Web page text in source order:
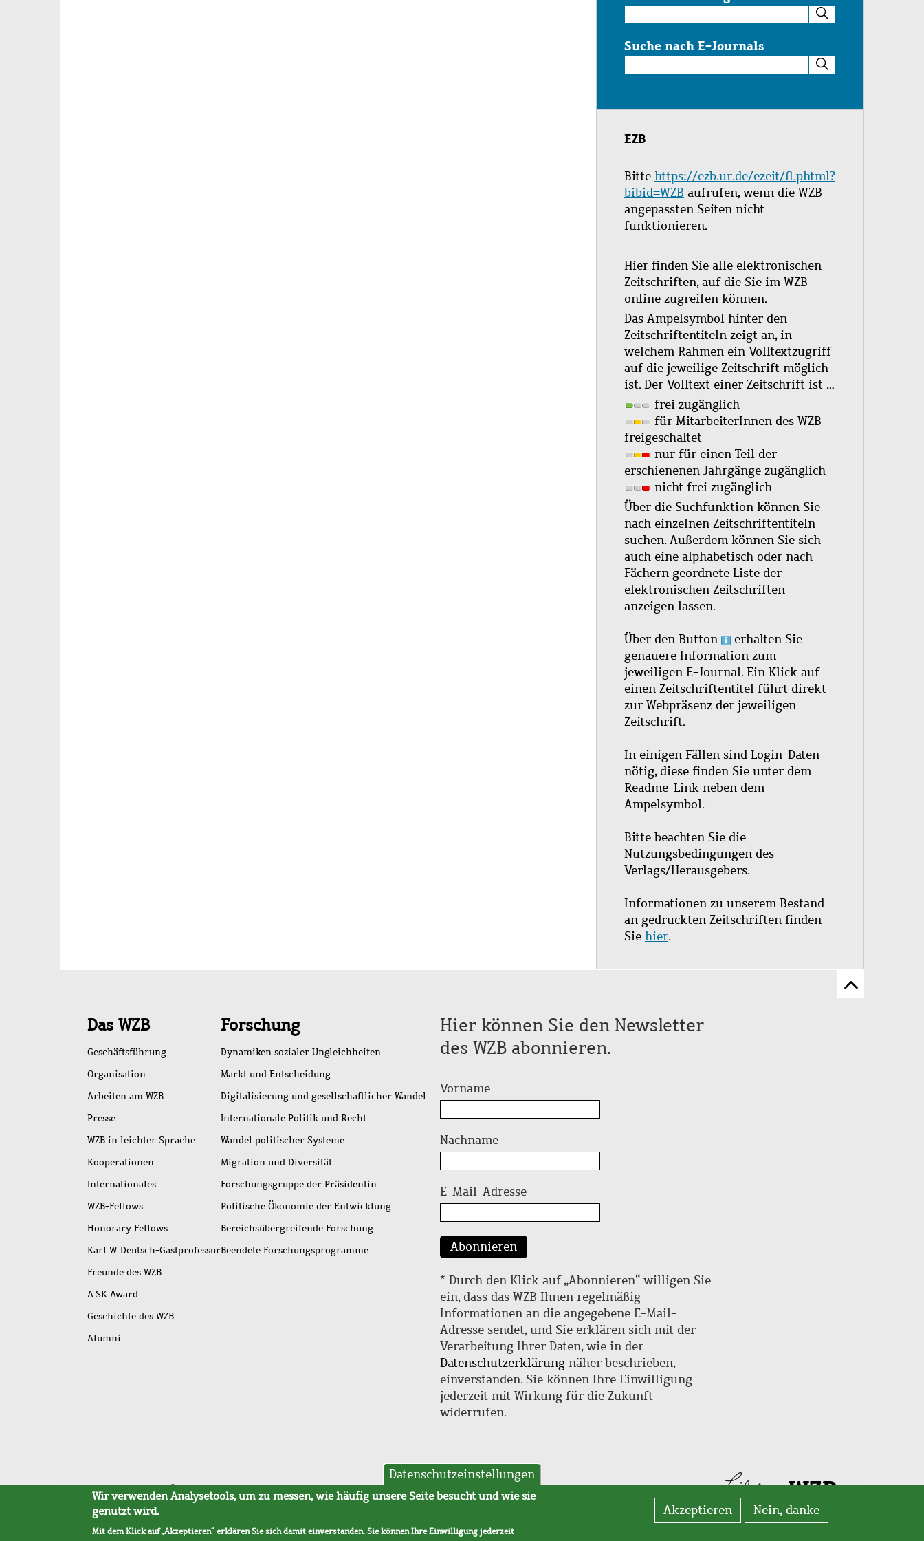
im
Katalog
Suche nach E-Journals
nach
Journals
EZB
Bitte https://ezb.ur.de/ezeit/fl.phtml?
bibid=WZB aufrufen, wenn die WZB-
angepassten Seiten nicht
funktionieren.
Hier finden Sie alle elektronischen
Zeitschriften, auf die Sie im WZB
online zugreifen können.
Das Ampelsymbol hinter den
Zeitschriftentiteln zeigt an, in
welchem Rahmen ein Volltextzugriff
auf die jeweilige Zeitschrift möglich
ist. Der Volltext einer Zeitschrift ist …
frei zugänglich
für MitarbeiterInnen des WZB
freigeschaltet
nur für einen Teil der
erschienenen Jahrgänge zugänglich
nicht frei zugänglich
Über die Suchfunktion können Sie
nach einzelnen Zeitschriftentiteln
suchen. Außerdem können Sie sich
auch eine alphabetisch oder nach
Fächern geordnete Liste der
elektronischen Zeitschriften
anzeigen lassen.
Über den Button
erhalten Sie
genauere Information zum
jeweiligen E-Journal. Ein Klick auf
einen Zeitschriftentitel führt direkt
zur Webpräsenz der jeweiligen
Zeitschrift.
In einigen Fällen sind Login-Daten
nötig, diese finden Sie unter dem
Readme-Link neben dem
Ampelsymbol.
Bitte beachten Sie die
Nutzungsbedingungen des
Verlags/Herausgebers.
Informationen zu unserem Bestand
an gedruckten Zeitschriften finden
Sie hier.
Zum
Schnellzugriff
Das WZB
Geschäftsführung
Organisation
Arbeiten am WZB
Presse
WZB in leichter Sprache
Kooperationen
Internationales
WZB-Fellows
Honorary Fellows
Karl W. Deutsch-Gastprofessur
Freunde des WZB
A.SK Award
Geschichte des WZB
Alumni
Forschung
Dynamiken sozialer Ungleichheiten
Markt und Entscheidung
Digitalisierung und gesellschaftlicher Wandel
Internationale Politik und Recht
Wandel politischer Systeme
Migration und Diversität
Forschungsgruppe der Präsidentin
Politische Ökonomie der Entwicklung
Bereichsübergreifende Forschung
Beendete Forschungsprogramme
Hier können Sie den Newsletter
des WZB abonnieren.
Vorname
Nachname
E-Mail-Adresse
Abonnieren
* Durch den Klick auf „Abonnieren“ willigen Sie
ein, dass das WZB Ihnen regelmäßig
Informationen an die angegebene E-Mail-
Adresse sendet, und Sie erklären sich mit der
Verarbeitung Ihrer Daten, wie in der
Datenschutzerklärung näher beschrieben,
einverstanden. Sie können Ihre Einwilligung
jederzeit mit Wirkung für die Zukunft
widerrufen.
Fußleistenmenü
SitemapBarrierefreiheitImpressumDatenschutzAVB
Datenschutzeinstellungen
Wir verwenden Analysetools, um zu messen, wie häufig unsere Seite besucht und wie sie
genutzt wird.
Mit dem Klick auf „Akzeptieren“ erklären Sie sich damit einverstanden. Sie können Ihre Einwilligung jederzeit
Akzeptieren Nein, danke